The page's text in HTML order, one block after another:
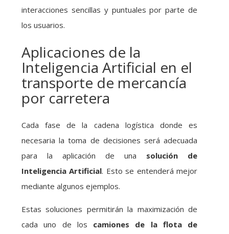
interacciones sencillas y puntuales por parte de
los usuarios.
Aplicaciones de la
Inteligencia Artificial en el
transporte de mercancía
por carretera
Cada fase de la cadena logística donde es
necesaria la toma de decisiones será adecuada
para la aplicación de una solución de
Inteligencia Artificial. Esto se entenderá mejor
mediante algunos ejemplos.
Estas soluciones permitirán la maximización de
cada uno de los camiones de la flota de